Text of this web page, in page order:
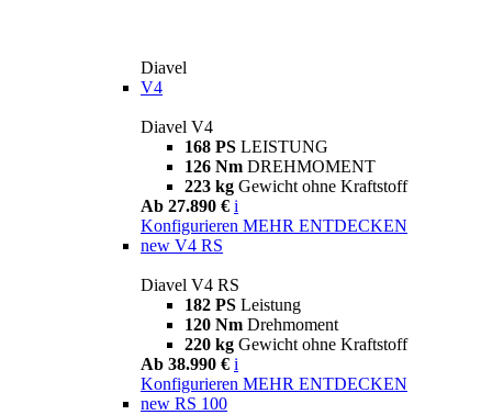
Diavel
V4
Diavel V4
168 PS LEISTUNG
126 Nm DREHMOMENT
223 kg Gewicht ohne Kraftstoff
Ab 27.890 € i
Konfigurieren MEHR ENTDECKEN
new V4 RS
Diavel V4 RS
182 PS Leistung
120 Nm Drehmoment
220 kg Gewicht ohne Kraftstoff
Ab 38.990 € i
Konfigurieren MEHR ENTDECKEN
new RS 100